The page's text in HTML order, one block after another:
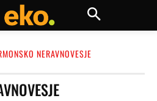
NERAVNOVESJE